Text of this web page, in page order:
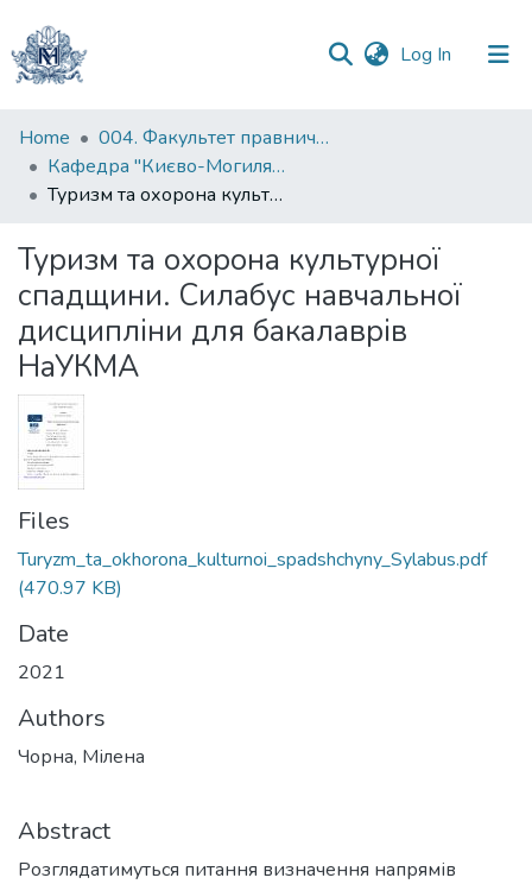
Log In (current)
Communities
&
Collections
Statistics
Home
004. Факультет правничих наук
Кафедра "Києво-Могилянська школа врядування імені Андрія Мелешевича"
Туризм та охорона культурної спадщини. Силабус навчальної дисципліни для бакалаврів НаУКМА
Туризм та охорона культурної
спадщини. Силабус навчальної
дисципліни для бакалаврів
НаУКМА
Files
Turyzm_ta_okhorona_kulturnoi_spadshchyny_Sylabus.pdf
(470.97 KB)
Date
2021
Authors
Чорна, Мілена
Abstract
Розглядатимуться питання визначення напрямів